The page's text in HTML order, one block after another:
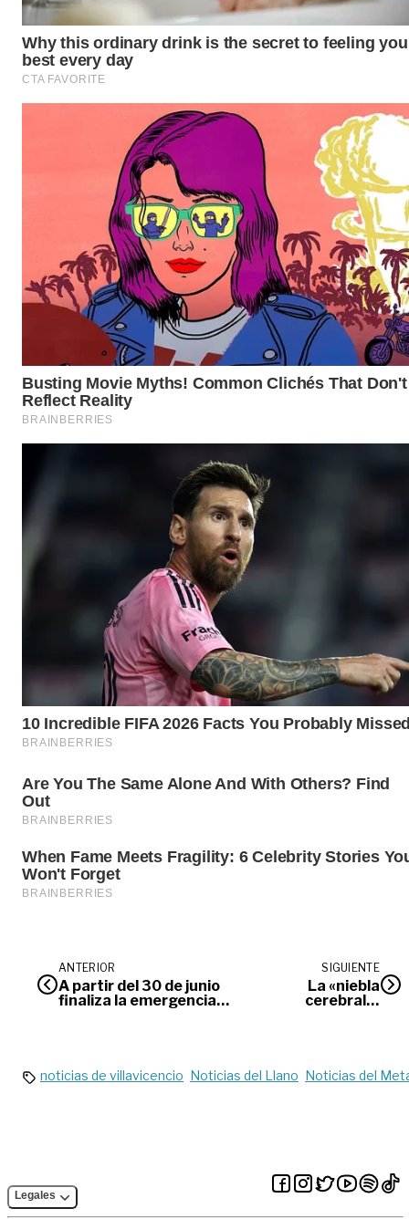
ANTERIOR
A partir del 30 de junio
finaliza la emergencia
SIGUIENTE
La «niebla
cerebral» |
noticias de villavicencio Noticias del Llano Noticias del
Legales